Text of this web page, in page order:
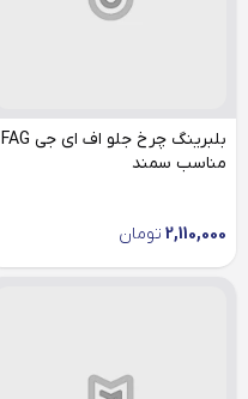
بلبرینگ چرخ جلو اف ای جی FAG
مناسب سمند
2,110,000 تومان